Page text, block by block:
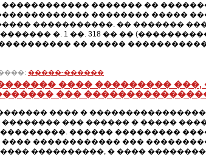
������� ��
�������� �����
�����������. �� �������
�. 1 ��. 318 �� ��
�� �����
�����-������
���� ���������
���
���� �
��� ������ � �����
������ ���������
������������ ���
����������, � ����